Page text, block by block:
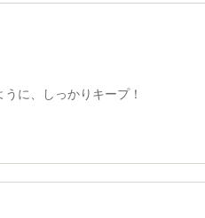
に、しっかりキープ